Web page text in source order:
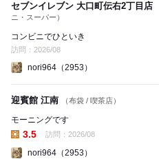
セブンイレブン 大口町伝右2丁目店
ニ・スーパー）
コンビニでひといき
訪問：2026/08
nori964（2953）
迎賓館 江南 （布袋 / 喫茶店）
モーニングです
3.5 訪問：2026/08
nori964（2953）